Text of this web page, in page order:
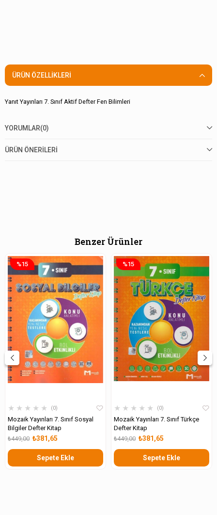
ÜRÜN ÖZELLIKLERI
Yanıt Yayınları 7. Sınıf Aktif Defter Fen Bilimleri
YORUMLAR(0)
ÜRÜN ÖNERILERI
Benzer Ürünler
★ ★ ★ ★ ★ 0
Mozaik Yayınları 7. Sınıf Sosyal
Bilgiler Defter Kitap
₺381,65
₺449,00
Sepete Ekle
%15
★ ★ ★ ★ ★ 0
Mozaik Yayınları 7. Sınıf Türkçe
Defter Kitap
₺381,65
₺449,00
Sepete Ekle
%15